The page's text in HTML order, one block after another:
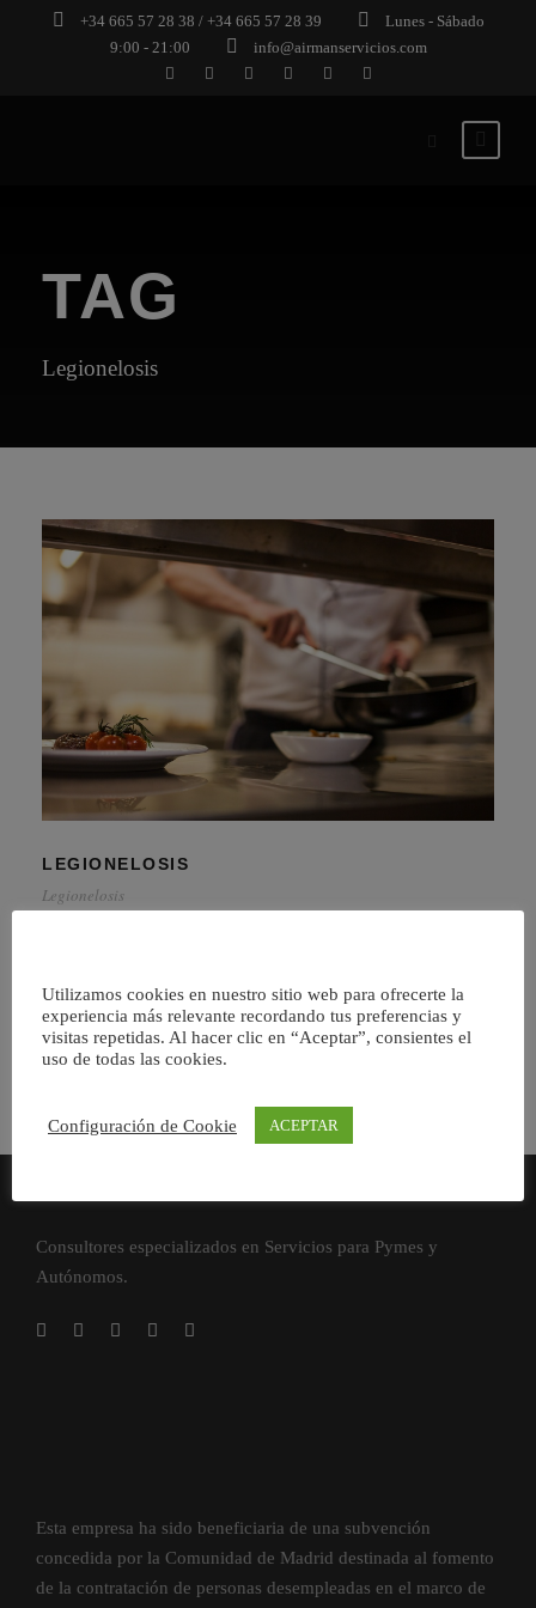
+34 665 57 28 38 / +34 665 57 28 39
Lunes - Sábado
9:00 - 21:00
info@airmanservicios.com
TAG
Legionelosis
LEGIONELOSIS
Legionelosis
de instalaciones de riesgo en […]
Consultores especializados en Servicios para Pymes y
Autónomos.
Esta empresa ha sido beneficiaria de una subvención
concedida por la Comunidad de Madrid destinada al fomento
de la contratación de personas desempleadas en el marco de
Utilizamos cookies en nuestro sitio web para ofrecerte la
experiencia más relevante recordando tus preferencias y
visitas repetidas. Al hacer clic en “Aceptar”, consientes el
uso de todas las cookies.
Configuración de Cookie ACEPTAR